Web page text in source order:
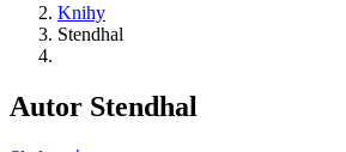
Knihy
Stendhal
Autor Stendhal